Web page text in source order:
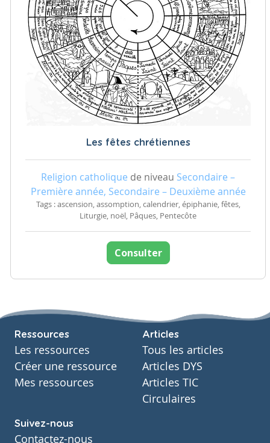
Les fêtes chrétiennes
Religion catholique de niveau Secondaire –
Première année, Secondaire – Deuxième année
Tags : ascension, assomption, calendrier, épiphanie, fêtes,
Liturgie, noël, Pâques, Pentecôte
Consulter
Ressources
Les ressources
Créer une ressource
Mes ressources
Articles
Tous les articles
Articles DYS
Articles TIC
Circulaires
Suivez-nous
Contactez-nous